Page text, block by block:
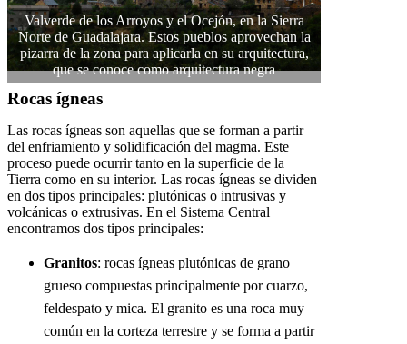
Valverde de los Arroyos y el Ocejón, en la Sierra
Norte de Guadalajara. Estos pueblos aprovechan la
pizarra de la zona para aplicarla en su arquitectura,
que se conoce como arquitectura negra
Rocas ígneas
Las rocas ígneas son aquellas que se forman a partir
del enfriamiento y solidificación del magma. Este
proceso puede ocurrir tanto en la superficie de la
Tierra como en su interior. Las rocas ígneas se dividen
en dos tipos principales: plutónicas o intrusivas y
volcánicas o extrusivas. En el Sistema Central
encontramos dos tipos principales:
Granitos: rocas ígneas plutónicas de grano
grueso compuestas principalmente por cuarzo,
feldespato y mica. El granito es una roca muy
común en la corteza terrestre y se forma a partir